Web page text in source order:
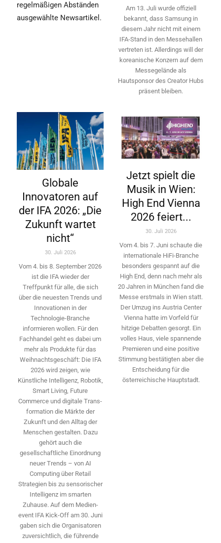
regelmäßigen Abständen
ausgewählte Newsartikel.
Am 13. Juli wurde offiziell
bekannt, dass Samsung in
diesem Jahr nicht mit einem
IFA-Stand in den Messehallen
vertreten ist. Allerdings will ­der
koreanische Konzern auf dem
Messegelände als
Hautsponsor des Creator Hubs
präsent bleiben.
Globale
Innovatoren auf
der IFA 2026: „Die
Zukunft wartet
nicht“
30. Juli 2026
Vom 4. bis 8. September 2026
ist die IFA wieder der
Treffpunkt für alle, die sich
über die neuesten Trends und
Innovationen in der
Technologie-­Branche
informieren wollen. Für den
Fachhandel geht es dabei um
mehr als Produkte für das
Weihnachtsgeschäft: Die IFA
2026 wird ­zeigen, wie
Künstliche Intelligenz, Robotik,
Smart Living, Future
Commerce und digitale Trans­
formation die Märkte der
Zukunft und den Alltag der
Menschen gestalten. Dazu
gehört auch die
gesellschaftliche Einordnung
neuer Trends – von AI
Computing über Retail
Strategien bis zu sensorischer
Intelligenz im smarten
Zuhause. Auf dem Medien­
event IFA Kick-Off am 30. Juni
gaben sich die Organisatoren
zuversichtlich, die führende
Jetzt spielt die
Musik in Wien:
High End Vienna
2026 feiert...
30. Juli 2026
Vom 4. bis 7. Juni schaute die
internationale HiFi-Branche
besonders gespannt auf die
High End, denn nach mehr als
20 Jahren in München fand die
Messe erstmals in Wien statt.
Der Umzug ins Austria Center
Vienna hatte im Vorfeld für
hitzige Debatten gesorgt. Ein
volles Haus, viele spannende
Premieren und eine positive
Stimmung bestätigten aber die
Entscheidung für die
österreichische Hauptstadt.